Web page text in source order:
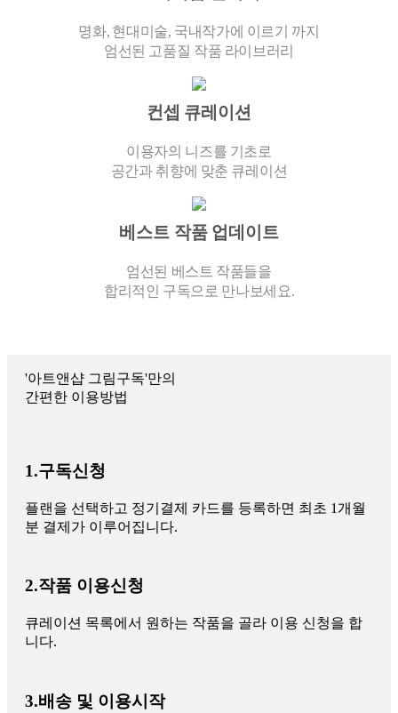
명화, 현대미술, 국내작가에 이르기 까지
엄선된 고품질 작품 라이브러리
컨셉 큐레이션
이용자의 니즈를 기초로
공간과 취향에 맞춘 큐레이션
베스트 작품 업데이트
엄선된 베스트 작품들을
합리적인 구독으로 만나보세요.
'아트앤샵 그림구독'만의
간편한 이용방법
1.구독신청
플랜을 선택하고 정기결제 카드를 등록하면 최초 1개월
분 결제가 이루어집니다.
2.작품 이용신청
큐레이션 목록에서 원하는 작품을 골라 이용 신청을 합
니다.
3.배송 및 이용시작